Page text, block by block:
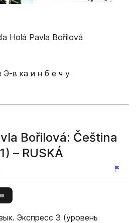
Holá Pavla Bořilová
Э-в ка и н б е ч у
Bořilová: Čeština
– RUSKÁ
this publisher
Экспресс 3 (уровень